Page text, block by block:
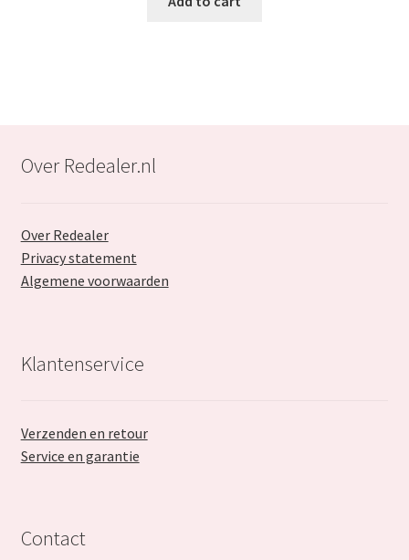
Over Redealer.nl
Over Redealer
Privacy statement
Algemene voorwaarden
Klantenservice
Verzenden en retour
Service en garantie
Contact